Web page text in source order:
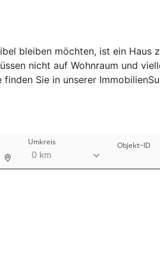
bleiben möchten, ist ein Haus
nicht auf Wohnraum und
Sie in unserer